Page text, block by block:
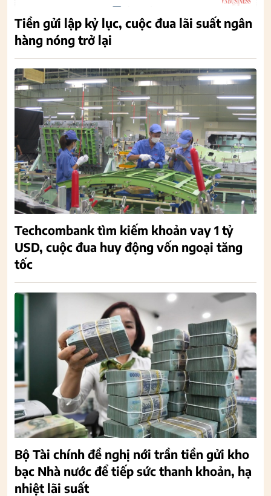
Tiền gửi lập kỷ lục, cuộc đua lãi suất ngân
hàng nóng trở lại
Techcombank tìm kiếm khoản vay 1 tỷ
USD, cuộc đua huy động vốn ngoại tăng
tốc
Bộ Tài chính đề nghị nới trần tiền gửi kho
bạc Nhà nước để tiếp sức thanh khoản, hạ
nhiệt lãi suất